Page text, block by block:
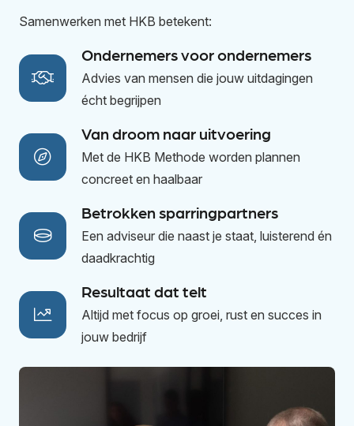
Samenwerken met HKB betekent:
Ondernemers voor ondernemers
Advies van mensen die jouw uitdagingen
écht begrijpen
Van droom naar uitvoering
Met de HKB Methode worden plannen
concreet en haalbaar
Betrokken sparringpartners
Een adviseur die naast je staat, luisterend én
daadkrachtig
Resultaat dat telt
Altijd met focus op groei, rust en succes in
jouw bedrijf